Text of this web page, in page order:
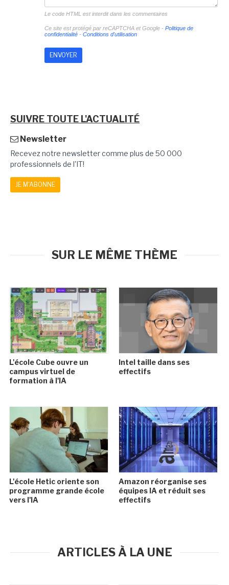
Le code HTML est interdit dans les commentaires
Ce site est protégé par reCAPTCHA et Google - Politique de
confidentialité- Conditions d'utilisation
SUIVRE TOUTE L'ACTUALITÉ
Newsletter
Recevez notre newsletter comme plus de 50 000
professionnels de l'IT!
JE M'ABONNE
SUR LE MÊME THÈME
L'école Cube ouvre un
campus virtuel de
formation à l'IA
Intel taille dans ses
effectifs
L'école Hetic oriente son
programme grande école
vers l'IA
Amazon réorganise ses
équipes IA et réduit ses
effectifs
ARTICLES À LA UNE